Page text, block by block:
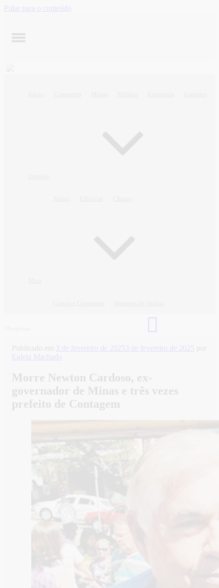
Pular para o conteúdo
Publicado em 3 de fevereiro de 2025 3 de fevereiro de 2025 por
Egleia Machado
Morre Newton Cardoso, ex-
governador de Minas e três vezes
prefeito de Contagem